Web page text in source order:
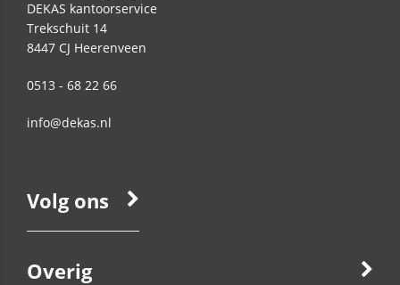
DEKAS kantoorservice
Trekschuit 14
8447 CJ Heerenveen
0513 - 68 22 66
info@dekas.nl
Volg ons
Overig